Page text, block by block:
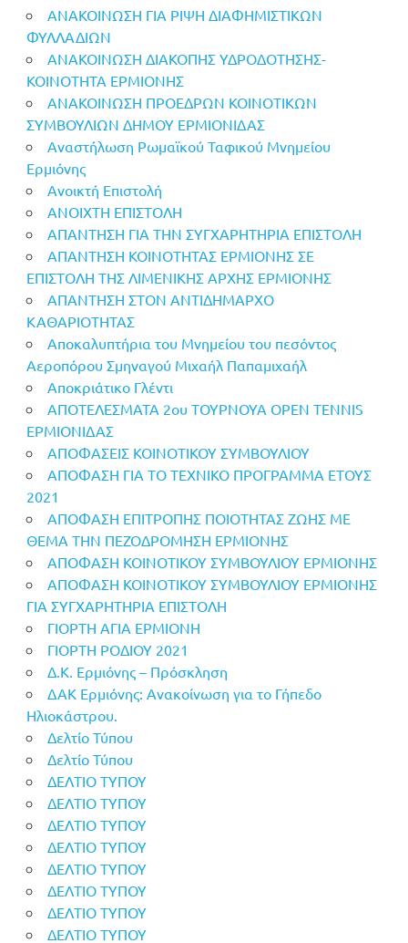
ΑΝΑΚΟΙΝΩΣΗ ΓΙΑ ΡΙΨΗ ΔΙΑΦΗΜΙΣΤΙΚΩΝ
ΦΥΛΛΑΔΙΩΝ
ΑΝΑΚΟΙΝΩΣΗ ΔΙΑΚΟΠΗΣ ΥΔΡΟΔΟΤΗΣΗΣ-
ΚΟΙΝΟΤΗΤΑ ΕΡΜΙΟΝΗΣ
ΑΝΑΚΟΙΝΩΣΗ ΠΡΟΕΔΡΩΝ ΚΟΙΝΟΤΙΚΩΝ
ΣΥΜΒΟΥΛΙΩΝ ΔΗΜΟΥ ΕΡΜΙΟΝΙΔΑΣ
Αναστήλωση Ρωμαϊκού Ταφικού Μνημείου
Ερμιόνης
Ανοικτή Επιστολή
ΑΝΟΙΧΤΗ ΕΠΙΣΤΟΛΗ
ΑΠΑΝΤΗΣΗ ΓΙΑ ΤΗΝ ΣΥΓΧΑΡΗΤΗΡΙΑ ΕΠΙΣΤΟΛΗ
ΑΠΑΝΤΗΣΗ ΚΟΙΝΟΤΗΤΑΣ ΕΡΜΙΟΝΗΣ ΣΕ
ΕΠΙΣΤΟΛΗ ΤΗΣ ΛΙΜΕΝΙΚΗΣ ΑΡΧΗΣ ΕΡΜΙΟΝΗΣ
ΑΠΑΝΤΗΣΗ ΣΤΟΝ ΑΝΤΙΔΗΜΑΡΧΟ
ΚΑΘΑΡΙΟΤΗΤΑΣ
Αποκαλυπτήρια του Μνημείου του πεσόντος
Αεροπόρου Σμηναγού Μιχαήλ Παπαμιχαήλ
Αποκριάτικο Γλέντι
ΑΠΟΤΕΛΕΣΜΑΤΑ 2ου ΤΟΥΡΝΟΥΑ OPEN TENNIS
ΕΡΜΙΟΝΙΔΑΣ
ΑΠΟΦΑΣΕΙΣ ΚΟΙΝΟΤΙΚΟΥ ΣΥΜΒΟΥΛΙΟΥ
ΑΠΟΦΑΣΗ ΓΙΑ ΤΟ ΤΕΧΝΙΚΟ ΠΡΟΓΡΑΜΜΑ ΕΤΟΥΣ
2021
ΑΠΟΦΑΣΗ ΕΠΙΤΡΟΠΗΣ ΠΟΙΟΤΗΤΑΣ ΖΩΗΣ ΜΕ
ΘΕΜΑ ΤΗΝ ΠΕΖΟΔΡΟΜΗΣΗ ΕΡΜΙΟΝΗΣ
ΑΠΟΦΑΣΗ ΚΟΙΝΟΤΙΚΟΥ ΣΥΜΒΟΥΛΙΟΥ ΕΡΜΙΟΝΗΣ
ΑΠΟΦΑΣΗ ΚΟΙΝΟΤΙΚΟΥ ΣΥΜΒΟΥΛΙΟΥ ΕΡΜΙΟΝΗΣ
ΓΙΑ ΣΥΓΧΑΡΗΤΗΡΙΑ ΕΠΙΣΤΟΛΗ
ΓΙΟΡΤΗ ΑΓΙΑ ΕΡΜΙΟΝΗ
ΓΙΟΡΤΗ ΡΟΔΙΟΥ 2021
Δ.Κ. Ερμιόνης – Πρόσκληση
ΔΑΚ Ερμιόνης: Ανακοίνωση για το Γήπεδο
Ηλιοκάστρου.
Δελτίο Τύπου
Δελτίο Τύπου
ΔΕΛΤΙΟ ΤΥΠΟΥ
ΔΕΛΤΙΟ ΤΥΠΟΥ
ΔΕΛΤΙΟ ΤΥΠΟΥ
ΔΕΛΤΙΟ ΤΥΠΟΥ
ΔΕΛΤΙΟ ΤΥΠΟΥ
ΔΕΛΤΙΟ ΤΥΠΟΥ
ΔΕΛΤΙΟ ΤΥΠΟΥ
ΔΕΛΤΙΟ ΤΥΠΟΥ